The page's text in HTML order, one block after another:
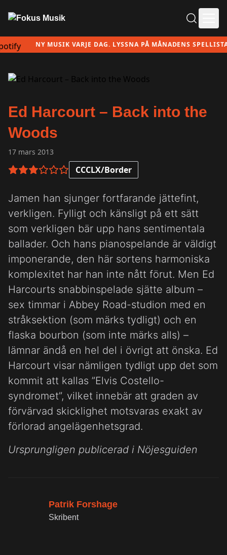
NY MUSIK VARJE DAG. LYSSNA PÅ MÅNADENS SPELLISTA
Ed Harcourt – Back into the
Woods
17 mars 2013
3 av 6 i betyg CCCLX/Border
Jamen han sjunger fortfarande jättefint,
verkligen. Fylligt och känsligt på ett sätt
som verkligen bär upp hans sentimentala
ballader. Och hans pianospelande är väldigt
imponerande, den här sortens harmoniska
komplexitet har han inte nått förut. Men Ed
Harcourts snabbinspelade sjätte album –
sex timmar i Abbey Road-studion med en
stråksektion (som märks tydligt) och en
flaska bourbon (som inte märks alls) –
lämnar ändå en hel del i övrigt att önska. Ed
Harcourt visar nämligen tydligt upp det som
kommit att kallas ”Elvis Costello-
syndromet”, vilket innebär att graden av
förvärvad skicklighet motsvaras exakt av
förlorad angelägenhetsgrad.
Ursprungligen publicerad i Nöjesguiden
Patrik Forshage
Skribent